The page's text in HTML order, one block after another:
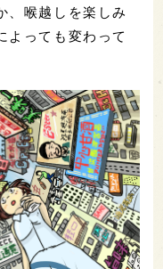
、喉越しを楽しみ
よっても変わって